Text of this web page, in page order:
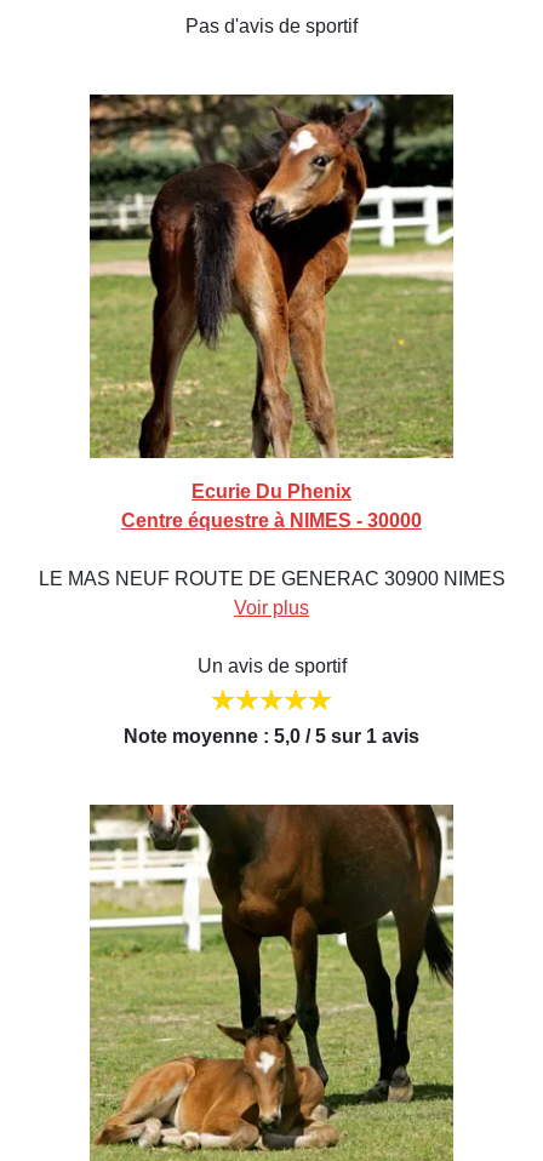
Pas d'avis de sportif
Ecurie Du Phenix
Centre équestre à NIMES - 30000
LE MAS NEUF ROUTE DE GENERAC 30900 NIMES
Voir plus
Un avis de sportif
Note moyenne : 5,0 / 5 sur 1 avis